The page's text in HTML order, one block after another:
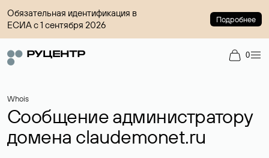
Обязательная идентификация в
ЕСИА с 1 сентября 2026
Подробнее
0
Whois
Сообщение администратору
домена claudemonet.ru